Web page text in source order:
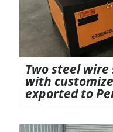
Two steel
with
exported to